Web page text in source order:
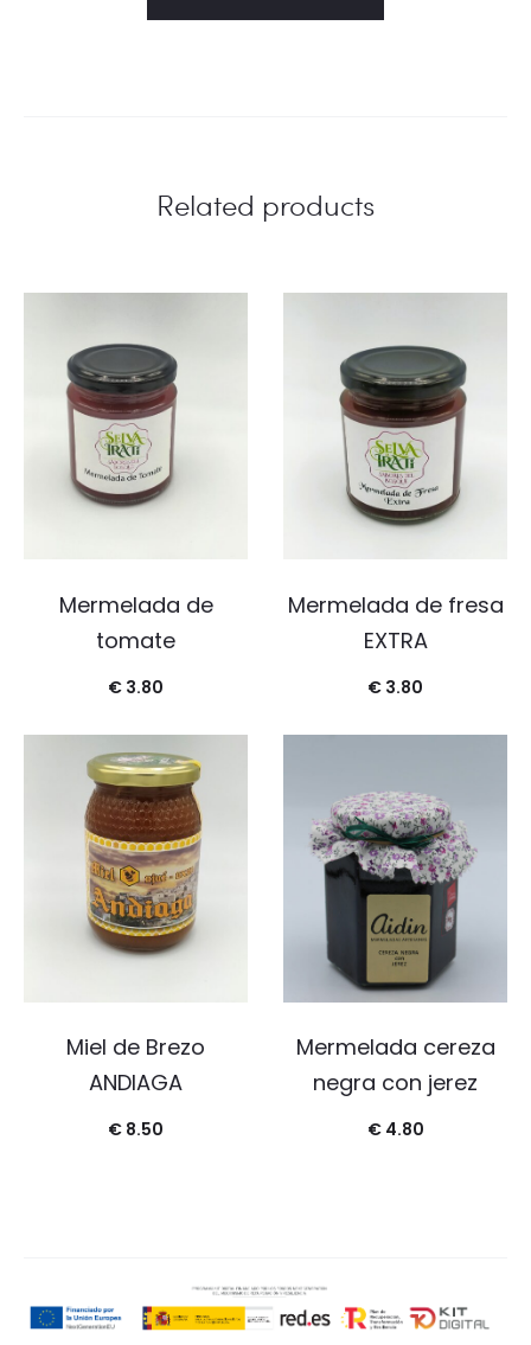
Related products
Mermelada de
tomate
€ 3.80
Mermelada de fresa
EXTRA
€ 3.80
Miel de Brezo
ANDIAGA
€ 8.50
Mermelada cereza
negra con jerez
€4.80